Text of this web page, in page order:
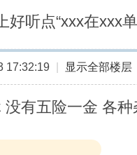
好听点“xxx在xxx
17:32:19 显示全部楼层
没有五险一金 各种